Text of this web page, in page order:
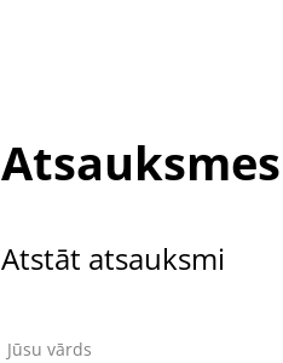
Atstāt atsauksmi
Jūsu vārds